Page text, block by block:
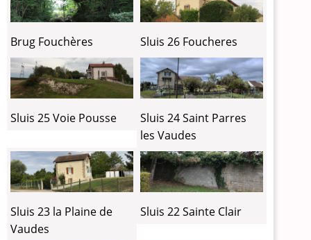
Brug Fouchères Sluis 26 Foucheres
Sluis 25 Voie Pousse
Sluis 24 Saint Parres
les Vaudes
Sluis 23 la Plaine de
Vaudes
Sluis 22 Sainte Clair